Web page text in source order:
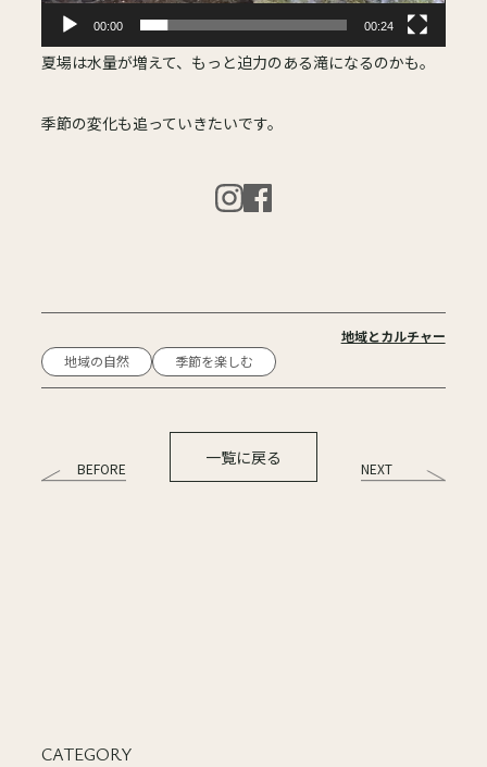
00:00 00:24
夏場は水量が増えて、もっと迫力のある滝になるのかも。
季節の変化も追っていきたいです。
地域とカルチャー
地域の自然
季節を楽しむ
BEFORE
一覧に戻る
NEXT
CATEGORY